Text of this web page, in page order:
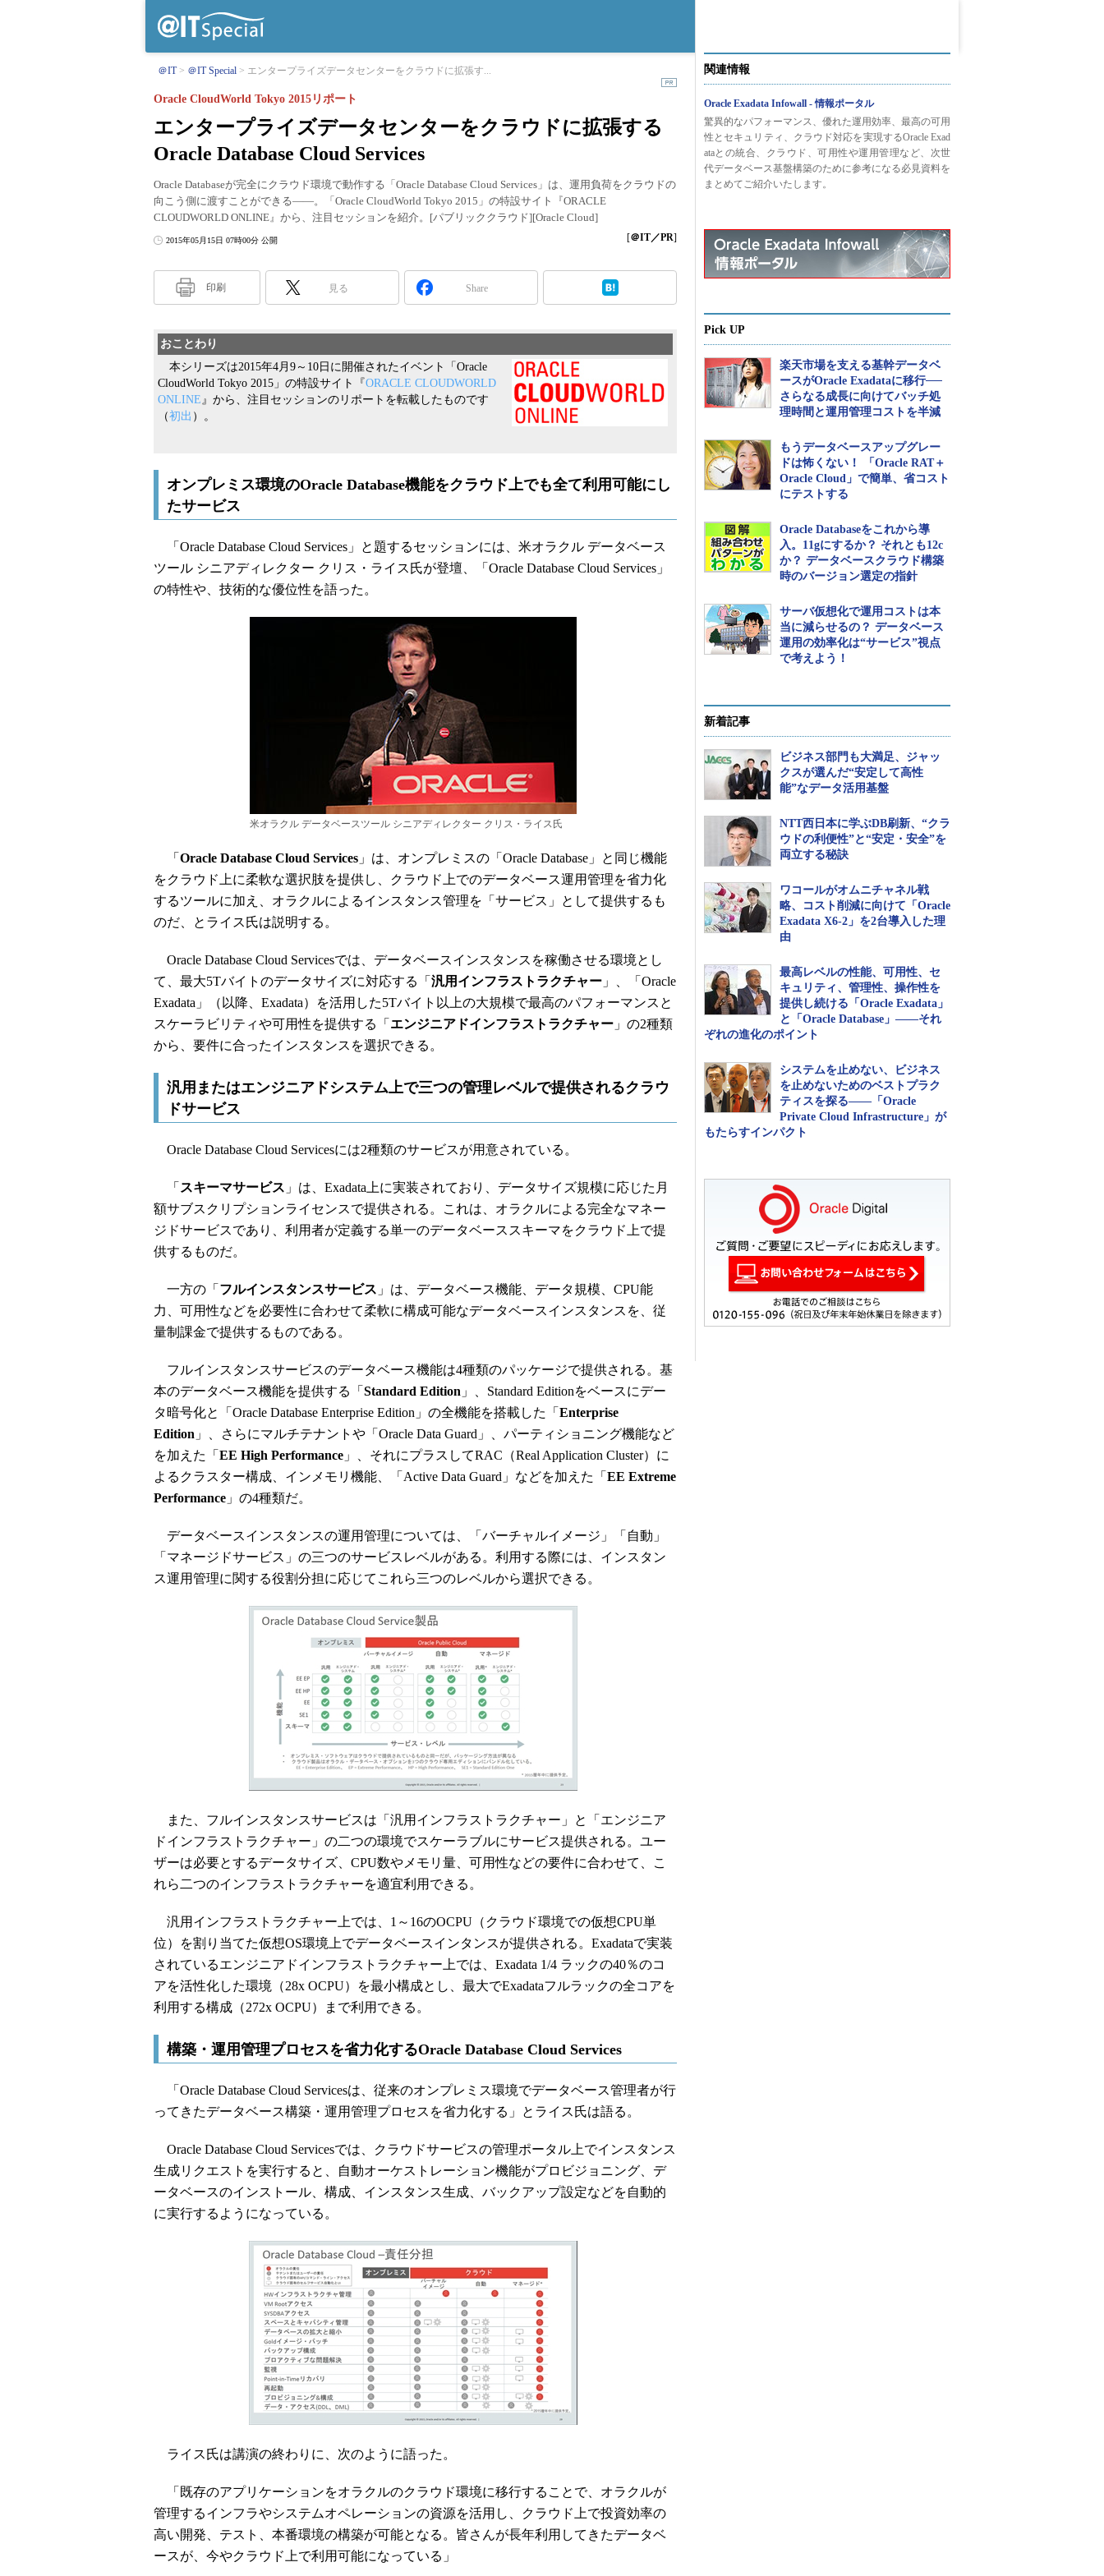
＠IT ＠IT Special エンタープライズデータセンターをクラウドに拡張す...
エンタープライズデータセンターをクラウドに拡張する
Oracle Database Cloud Services
Oracle CloudWorld Tokyo 2015リポート
Oracle Databaseが完全にクラウド環境で動作する「Oracle Database Cloud Services」は、運用負荷をクラウドの
向こう側に渡すことができる――。「Oracle CloudWorld Tokyo 2015」の特設サイト『ORACLE
CLOUDWORLD ONLINE』から、注目セッションを紹介。[パブリッククラウド][Oracle Cloud]
2015年05月15日 07時00分 公開 [＠IT／PR]
印刷 見る Share
おことわり
本シリーズは2015年4月9～10日に開催されたイベント「Oracle
CloudWorld Tokyo 2015」の特設サイト『ORACLE CLOUDWORLD
ONLINE』から、注目セッションのリポートを転載したものです
（初出 ）。
オンプレミス環境のOracle Database機能をクラウド上でも全て利用可能にし
たサービス
「Oracle Database Cloud Services」と題するセッションには、米オラクル データベース
ツール シニアディレクター クリス・ライス氏が登壇、「Oracle Database Cloud Services」
の特性や、技術的な優位性を語った。
米オラクル データベースツール シニアディレクター クリス・ライス氏
「 Oracle Database Cloud Services 」は、オンプレミスの「Oracle Database」と同じ機能
をクラウド上に柔軟な選択肢を提供し、クラウド上でのデータベース運用管理を省力化
するツールに加え、オラクルによるインスタンス管理を「サービス」として提供するも
のだ、とライス氏は説明する。
Oracle Database Cloud Servicesでは、データベースインスタンスを稼働させる環境とし
て、最大5Tバイトのデータサイズに対応する「 汎用インフラストラクチャー 」、「Oracle
Exadata」（以降、Exadata）を活用した5Tバイト以上の大規模で最高のパフォーマンスと
スケーラビリティや可用性を提供する「 エンジニアドインフラストラクチャー 」の2種類
から、要件に合ったインスタンスを選択できる。
汎用またはエンジニアドシステム上で三つの管理レベルで提供されるクラウ
ドサービス
Oracle Database Cloud Servicesには2種類のサービスが用意されている。
「 スキーマサービス 」は、Exadata上に実装されており、データサイズ規模に応じた月
額サブスクリプションライセンスで提供される。これは、オラクルによる完全なマネー
ジドサービスであり、利用者が定義する単一のデータベーススキーマをクラウド上で提
供するものだ。
一方の「 フルインスタンスサービス 」は、データベース機能、データ規模、CPU能
力、可用性などを必要性に合わせて柔軟に構成可能なデータベースインスタンスを、従
量制課金で提供するものである。
フルインスタンスサービスのデータベース機能は4種類のパッケージで提供される。基
本のデータベース機能を提供する「 Standard Edition 」、Standard Editionをベースにデー
タ暗号化と「Oracle Database Enterprise Edition」の全機能を搭載した「 Enterprise
Edition 」、さらにマルチテナントや「Oracle Data Guard」、パーティショニング機能など
を加えた「 EE High Performance 」、それにプラスしてRAC（Real Application Cluster）に
よるクラスター構成、インメモリ機能、「Active Data Guard」などを加えた「 EE Extreme
Performance 」の4種類だ。
データベースインスタンスの運用管理については、「バーチャルイメージ」「自動」
「マネージドサービス」の三つのサービスレベルがある。利用する際には、インスタン
ス運用管理に関する役割分担に応じてこれら三つのレベルから選択できる。
また、フルインスタンスサービスは「汎用インフラストラクチャー」と「エンジニア
ドインフラストラクチャー」の二つの環境でスケーラブルにサービス提供される。ユー
ザーは必要とするデータサイズ、CPU数やメモリ量、可用性などの要件に合わせて、こ
れら二つのインフラストラクチャーを適宜利用できる。
汎用インフラストラクチャー上では、1～16のOCPU（クラウド環境での仮想CPU単
位）を割り当てた仮想OS環境上でデータベースインタンスが提供される。Exadataで実装
されているエンジニアドインフラストラクチャー上では、Exadata 1/4 ラックの40％のコ
アを活性化した環境（28x OCPU）を最小構成とし、最大でExadataフルラックの全コアを
利用する構成（272x OCPU）まで利用できる。
構築・運用管理プロセスを省力化するOracle Database Cloud Services
「Oracle Database Cloud Servicesは、従来のオンプレミス環境でデータベース管理者が行
ってきたデータベース構築・運用管理プロセスを省力化する」とライス氏は語る。
Oracle Database Cloud Servicesでは、クラウドサービスの管理ポータル上でインスタンス
生成リクエストを実行すると、自動オーケストレーション機能がプロビジョニング、デ
ータベースのインストール、構成、インスタンス生成、バックアップ設定などを自動的
に実行するようになっている。
ライス氏は講演の終わりに、次のように語った。
「既存のアプリケーションをオラクルのクラウド環境に移行することで、オラクルが
管理するインフラやシステムオペレーションの資源を活用し、クラウド上で投資効率の
高い開発、テスト、本番環境の構築が可能となる。皆さんが長年利用してきたデータベ
ースが、今やクラウド上で利用可能になっている」
関連情報
Oracle Exadata Infowall - 情報ポータル
驚異的なパフォーマンス、優れた運用効率、最高の可用
性とセキュリティ、クラウド対応を実現するOracle Exad
ataとの統合、クラウド、可用性や運用管理など、次世
代データベース基盤構築のために参考になる必見資料を
まとめてご紹介いたします。
Pick UP
楽天市場を支える基幹データベ
ースがOracle Exadataに移行──
さらなる成長に向けてバッチ処
理時間と運用管理コストを半減
もうデータベースアップグレー
ドは怖くない！ 「Oracle RAT＋
Oracle Cloud」で簡単、省コスト
にテストする
Oracle Databaseをこれから導
入。11gにするか？ それとも12c
か？ データベースクラウド構築
時のバージョン選定の指針
サーバ仮想化で運用コストは本
当に減らせるの？ データベース
運用の効率化は“サービス”視点
で考えよう！
新着記事
ビジネス部門も大満足、ジャッ
クスが選んだ“安定して高性
能”なデータ活用基盤
NTT西日本に学ぶDB刷新、“クラ
ウドの利便性”と“安定・安全”を
両立する秘訣
ワコールがオムニチャネル戦
略、コスト削減に向けて「Oracle
Exadata X6-2」を2台導入した理
由
最高レベルの性能、可用性、セ
キュリティ、管理性、操作性を
提供し続ける「Oracle Exadata」
と「Oracle Database」――それ
ぞれの進化のポイント
システムを止めない、ビジネス
を止めないためのベストプラク
ティスを探る――「Oracle
Private Cloud Infrastructure」が
もたらすインパクト